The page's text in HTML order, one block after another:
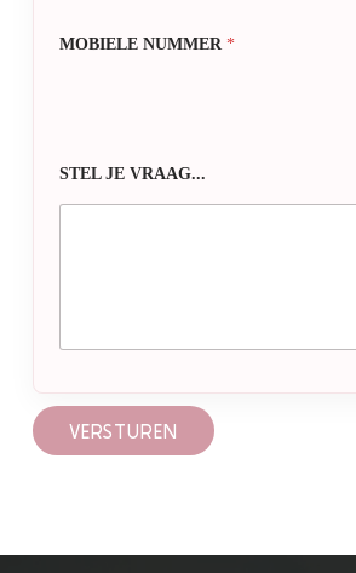
MOBIELE NUMMER*
STEL JE VRAAG...
VERSTUREN